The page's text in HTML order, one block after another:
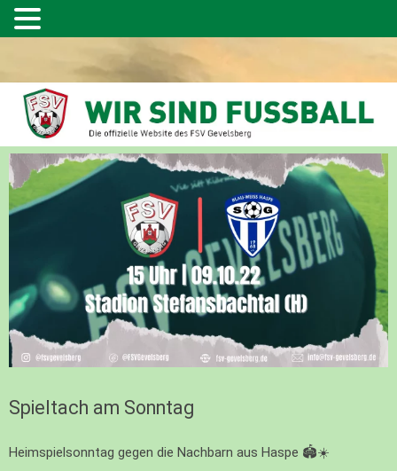
Spieltach am Sonntag
Heimspielsonntag gegen die Nachbarn aus Haspe 🏟☀️